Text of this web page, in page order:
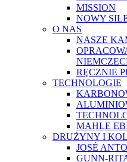
MISSION
NOWY
O NAS
NASZE
RĘCZNIE
TECHNOLOGIE
MAHLE
DRUŻYNY I
JOSÉ
GUNN-